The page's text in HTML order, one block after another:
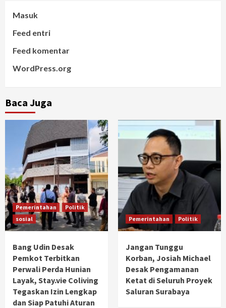
Masuk
Feed entri
Feed komentar
WordPress.org
Baca Juga
Pemerintahan
Politik
sosial
Bang Udin Desak
Pemkot Terbitkan
Perwali Perda Hunian
Layak, Stay.vie Coliving
Tegaskan Izin Lengkap
dan Siap Patuhi Aturan
Pemerintahan Politik
Jangan Tunggu
Korban, Josiah Michael
Desak Pengamanan
Ketat di Seluruh Proyek
Saluran Surabaya